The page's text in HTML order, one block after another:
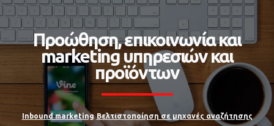
Προώθηση, επικοινωνία και
marketing υπηρεσιών και
προϊόντων
Inbound marketing Βελτιστοποίηση σε μηχανές αναζήτησης